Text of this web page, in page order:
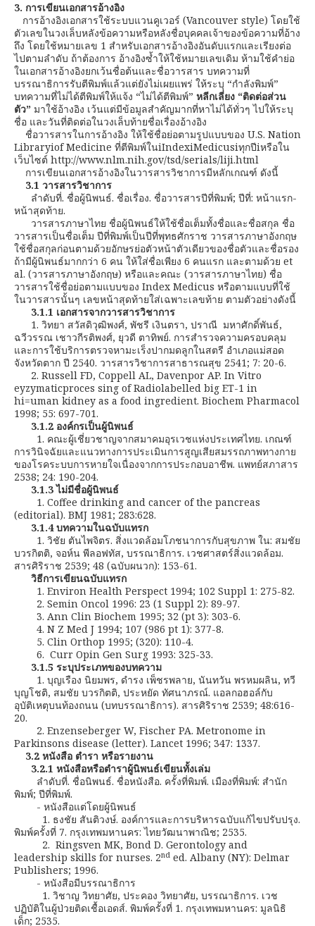
3. การเขียนเอกสารอ้างอิง
การอ้างอิงเอกสารใช้ระบบแวนคูเวอร์ (Vancouver style) โดยใช้
ตัวเลขในวงเล็บหลังข้อความหรือหลังชื่อบุคคลเจ้าของข้อความที่อ้าง
ถึง โดยใช้หมายเลข 1 สำหรับเอกสารอ้างอิงอันดับแรกและเรียงต่อ
ไปตามลำดับ ถ้าต้องการ อ้างอิงซ้ำให้ใช้หมายเลขเดิม ห้ามใช้คำย่อ
ในเอกสารอ้างอิงยกเว้นชื่อต้นและชื่อวารสาร บทความที่
บรรณาธิการรับตีพิมพ์แล้วแต่ยังไม่เผยแพร่ ให้ระบุ “กำลังพิมพ์”
บทความที่ไม่ได้ตีพิมพ์ให้แจ้ง “ไม่ได้ตีพิมพ์” หลีกเลี่ยง “ติดต่อส่วน
ตัว” มาใช้อ้างอิง เว้นแต่มีข้อมูลสำคัญมากที่หาไม่ได้ทั่วๆ ไปให้ระบุ
ชื่อ และวันที่ติดต่อในวงเล็บท้ายชื่อเรื่องอ้างอิง
ชื่อวารสารในการอ้างอิง ให้ใช้ชื่อย่อตามรูปแบบของ U.S. Nation
Libraryiof Medicine ที่ตีพิมพ์ในiIndexiMedicusiทุกปีiหรือใน
เว็บไซต์ http://www.nlm.nih.gov/tsd/serials/liji.html
การเขียนเอกสารอ้างอิงในวารสารวิชาการมีหลักเกณฑ์ ดังนี้
3.1 วารสารวิชาการ
ลำดับที่. ชื่อผู้นิพนธ์. ชื่อเรื่อง. ชื่อวารสารปีที่พิมพ์; ปีที่: หน้าแรก-
หน้าสุดท้าย.
วารสารภาษาไทย ชื่อผู้นิพนธ์ให้ใช้ชื่อเต็มทั้งชื่อและชื่อสกุล ชื่อ
วารสารเป็นชื่อเต็ม ปีที่พิมพ์เป็นปีที่พุทธศักราช วารสารภาษาอังกฤษ
ใช้ชื่อสกุลก่อนตามด้วยอักษรย่อตัวหน้าตัวเดียวของชื่อตัวและชื่อรอง
ถ้ามีผู้นิพนธ์มากกว่า 6 คน ให้ใส่ชื่อเพียง 6 คนแรก และตามด้วย et
al. (วารสารภาษาอังกฤษ) หรือและคณะ (วารสารภาษาไทย) ชื่อ
วารสารใช้ชื่อย่อตามแบบของ Index Medicus หรือตามแบบที่ใช้
ในวารสารนั้นๆ เลขหน้าสุดท้ายใส่เฉพาะเลขท้าย ตามตัวอย่างดังนี้
3.1.1 เอกสารจากวารสารวิชาการ
1. วิทยา สวัสดิวุฒิพงศ์, พัชรี เงินตรา, ปราณี มหาศักดิ์พันธ์,
ฉวีวรรณ เชาวกีรติพงศ์, ยุวดี ตาทิพย์. การสำรวจความครอบคลุม
และการใช้บริการตรวจหามะเร็งปากมดลูกในสตรี อำเภอแม่สอด
จังหวัดตาก ปี 2540. วารสารวิชาการสาธารณสุข 2541; 7: 20-6.
2. Russell FD, Coppell AL, Davenpor AP. In Vitro
eyzymaticproces sing of Radiolabelled big ET-1 in
hi=uman kidney as a food ingredient. Biochem Pharmacol
1998; 55: 697-701.
3.1.2 องค์กรเป็นผู้นิพนธ์
1. คณะผู้เชี่ยวชาญจากสมาคมอุรเวชแห่งประเทศไทย. เกณฑ์
การวินิจฉัยและแนวทางการประเมินการสูญเสียสมรรถภาพทางกาย
ของโรคระบบการหายใจเนื่องจากการประกอบอาชีพ. แพทย์สภาสาร
2538; 24: 190-204.
3.1.3 ไม่มีชื่อผู้นิพนธ์
1. Coffee drinking and cancer of the pancreas
(editorial). BMJ 1981; 283:628.
3.1.4 บทความในฉบับแทรก
1. วิชัย ตันไพจิตร. สิ่งแวดล้อมโภชนาการกับสุขภาพ ใน: สมชัย
บวรกิตติ, จอห์น พีลอฟทัส, บรรณาธิการ. เวชศาสตร์สิ่งแวดล้อม.
สารศิริราช 2539; 48 (ฉบับผนวก): 153-61.
วิธีการเขียนฉบับแทรก
1. Environ Health Perspect 1994; 102 Suppl 1: 275-82.
2. Semin Oncol 1996: 23 (1 Suppl 2): 89-97.
3. Ann Clin Biochem 1995; 32 (pt 3): 303-6.
4. N Z Med J 1994; 107 (986 pt 1): 377-8.
5. Clin Orthop 1995; (320): 110-4.
6. Curr Opin Gen Surg 1993: 325-33.
3.1.5 ระบุประเภทของบทความ
1. บุญเรือง นิยมพร, ดำรง เพ็ชรพลาย, นันทวัน พรหมผลิน, ทวี
บุญโชติ, สมชัย บวรกิตติ, ประหยัด ทัศนาภรณ์. แอลกอฮอล์กับ
อุบัติเหตุบนท้องถนน (บทบรรณาธิการ). สารศิริราช 2539; 48:616-
20.
2. Enzenseberger W, Fischer PA. Metronome in
Parkinsons disease (letter). Lancet 1996; 347: 1337.
3.2 หนังสือ ตำรา หรือรายงาน
3.2.1 หนังสือหรือตำราผู้นิพนธ์เขียนทั้งเล่ม
ลำดับที่. ชื่อนิพนธ์. ชื่อหนังสือ. ครั้งที่พิมพ์. เมืองที่พิมพ์: สำนัก
พิมพ์; ปีที่พิมพ์.
- หนังสือแต่โดยผู้นิพนธ์
1. ธงชัย สันติวงษ์. องค์การและการบริหารฉบับแก้ไขปรับปรุง.
พิมพ์ครั้งที่ 7. กรุงเทพมหานคร: ไทยวัฒนาพาณิช; 2535.
2. Ringsven MK, Bond D. Gerontology and
leadership skills for nurses. 2nd ed. Albany (NY): Delmar
Publishers; 1996.
- หนังสือมีบรรณาธิการ
1. วิชาญ วิทยาศัย, ประคอง วิทยาศัย, บรรณาธิการ. เวช
ปฏิบัติในผู้ป่วยติดเชื้อเอดส์. พิมพ์ครั้งที่ 1. กรุงเทพมหานคร: มูลนิธิ
เด็ก; 2535.